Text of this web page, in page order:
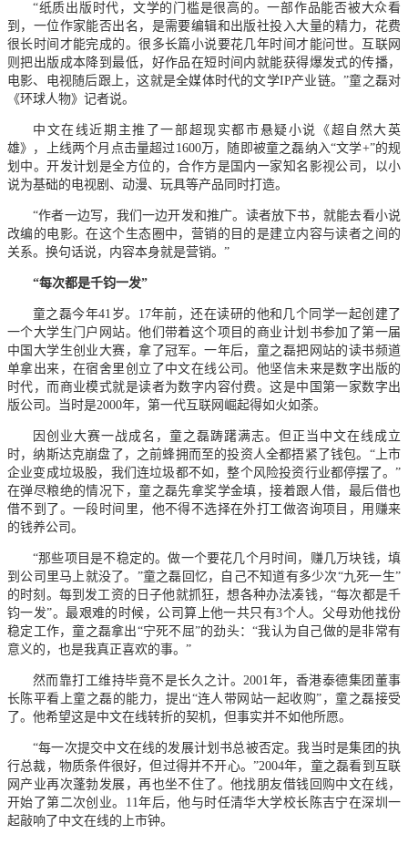
“纸质出版时代，文学的门槛是很高的。一部作品能否被大众看
到，一位作家能否出名，是需要编辑和出版社投入大量的精力，花费
很长时间才能完成的。很多长篇小说要花几年时间才能问世。互联网
则把出版成本降到最低，好作品在短时间内就能获得爆发式的传播，
电影、电视随后跟上，这就是全媒体时代的文学IP产业链。”童之磊对
《环球人物》记者说。
中文在线近期主推了一部超现实都市悬疑小说《超自然大英
雄》，上线两个月点击量超过1600万，随即被童之磊纳入“文学+”的规
划中。开发计划是全方位的，合作方是国内一家知名影视公司，以小
说为基础的电视剧、动漫、玩具等产品同时打造。
“作者一边写，我们一边开发和推广。读者放下书，就能去看小说
改编的电影。在这个生态圈中，营销的目的是建立内容与读者之间的
关系。换句话说，内容本身就是营销。”
“每次都是千钧一发”
童之磊今年41岁。17年前，还在读研的他和几个同学一起创建了
一个大学生门户网站。他们带着这个项目的商业计划书参加了第一届
中国大学生创业大赛，拿了冠军。一年后，童之磊把网站的读书频道
单拿出来，在宿舍里创立了中文在线公司。他坚信未来是数字出版的
时代，而商业模式就是读者为数字内容付费。这是中国第一家数字出
版公司。当时是2000年，第一代互联网崛起得如火如荼。
因创业大赛一战成名，童之磊踌躇满志。但正当中文在线成立
时，纳斯达克崩盘了，之前蜂拥而至的投资人全都捂紧了钱包。“上市
企业变成垃圾股，我们连垃圾都不如，整个风险投资行业都停摆了。”
在弹尽粮绝的情况下，童之磊先拿奖学金填，接着跟人借，最后借也
借不到了。一段时间里，他不得不选择在外打工做咨询项目，用赚来
的钱养公司。
“那些项目是不稳定的。做一个要花几个月时间，赚几万块钱，填
到公司里马上就没了。”童之磊回忆，自己不知道有多少次“九死一生”
的时刻。每到发工资的日子他就抓狂，想各种办法凑钱，“每次都是千
钧一发”。最艰难的时候，公司算上他一共只有3个人。父母劝他找份
稳定工作，童之磊拿出“宁死不屈”的劲头：“我认为自己做的是非常有
意义的，也是我真正喜欢的事。”
然而靠打工维持毕竟不是长久之计。2001年，香港泰德集团董事
长陈平看上童之磊的能力，提出“连人带网站一起收购”，童之磊接受
了。他希望这是中文在线转折的契机，但事实并不如他所愿。
“每一次提交中文在线的发展计划书总被否定。我当时是集团的执
行总裁，物质条件很好，但过得并不开心。”2004年，童之磊看到互联
网产业再次蓬勃发展，再也坐不住了。他找朋友借钱回购中文在线，
开始了第二次创业。11年后，他与时任清华大学校长陈吉宁在深圳一
起敲响了中文在线的上市钟。